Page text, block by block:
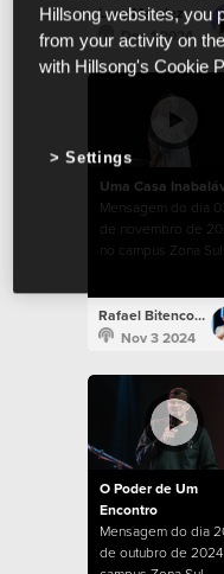
Lucy Mendez
Dec 1 2024
Uma Casa
Mensagem do dia
de novembro de
no campus Zona Sul.
Rafael Bitencourt
Nov 3 2024
O Poder de Um
Encontro
Mensagem do dia
de outubro de
Hillsong websites, you
from your activity on
with Hillsong's Cookie
Settings